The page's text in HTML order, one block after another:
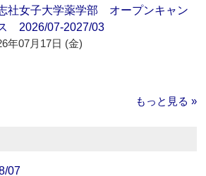
社女子大学薬学部 オープンキャン
2026/07-2027/03
年07月17日 (金)
もっと見る »
07